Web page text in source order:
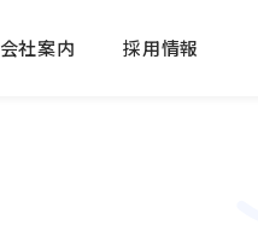
会社案内 採用情報